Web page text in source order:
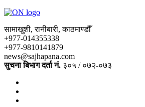
सामाखुशी, रानीबारी, काठमाण्डौँ
+977-014355338
+977-9810141879
news@sajhapana.com
सुचना बिभाग दर्ता नं. ३०५ / ०७२-०७३